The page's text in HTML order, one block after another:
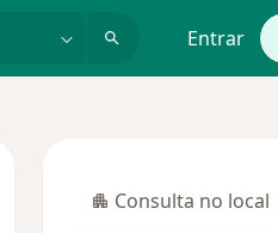
Entrar
Consulta no local
Consulta no local